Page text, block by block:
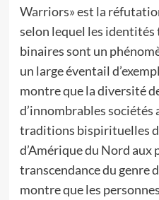
Warriors» est la
selon lequel les identités
binaires sont un
un large éventail
montre que la diversité
d’innombrables sociétés
traditions bispirituelles
d’Amérique du Nord aux
transcendance du genre
montre que les